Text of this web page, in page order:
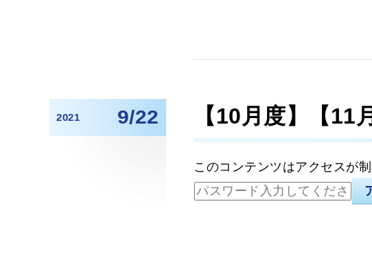
2021 9/22 【10月度】【
このコンテンツはアクセスが